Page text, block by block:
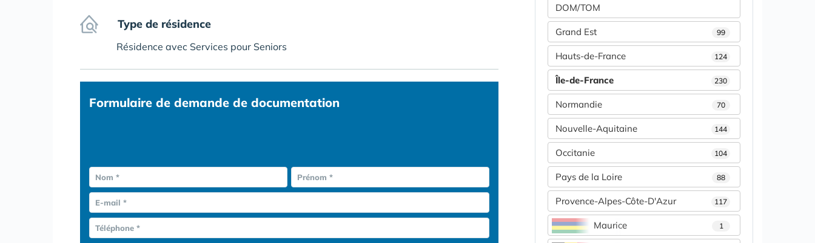
Type de résidence
Résidence avec Services pour Seniors
Formulaire de demande de documentation
Nom * Prénom *
E-mail *
Téléphone *
DOM/TOM
Grand Est 99
Hauts-de-France 124
Île-de-France 230
Normandie 70
Nouvelle-Aquitaine 144
Occitanie 104
Pays de la Loire 88
Provence-Alpes-Côte-D'Azur 117
Maurice 1